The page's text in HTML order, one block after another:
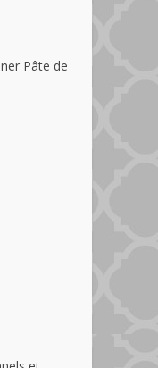
Pâte de